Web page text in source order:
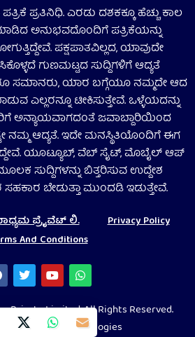
ಪತ್ರಿಕೆ ಪ್ರತಿನಿಧಿ. ಎರಡು ದಶಕಕ್ಕೂ ಹೆಚ್ಚು ಕಾಲ
ಮಾಡಿದ ಅನುಭವದೊಂದಿಗೆ ಪತ್ರಿಕೆಯನ್ನು
ಪಕ್ಷಪಾತವಿಲ್ಲದ, ಯಾವುದೇ
ಗುಣಮಟ್ಟದ ಸುದ್ದಿಗಳಿಗೆ ಆದ್ಯತೆ
ಸಮಾನರು, ಯಾರ ಬಗ್ಗೆಯೂ ನಮ್ಮದೇ ಆದ
ಎಲ್ಲರನ್ನೂ ಟೀಕಿಸುತ್ತೇವೆ. ಒಳ್ಳೆಯದನ್ನು
ಅನ್ಯಾಯವಾಗದಂತೆ ಜವಾಬ್ದಾರಿಯಿಂದ
ನಮ್ಮ ಆದ್ಯತೆ. ಇದೇ ಮನಸ್ಥಿತಿಯೊಂದಿಗೆ ಈಗ
ಯೂಟ್ಯೂಬ್‌, ವೆಬ್ ಸೈಟ್‌, ಮೊಬೈಲ್‌ ಆಪ್‌
ಸುದ್ದಿಗಳನ್ನು ಬಿತ್ತರಿಸುವ ಉದ್ದೇಶ
ಬೇಡುತ್ತಾ ಮುಂದಡಿ ಇಡುತ್ತೇವೆ.
ಪ್ರೈವೆಟ್‌ ಲಿ.
Privacy Policy
And Conditions
Private Limited. All Rights Reserved.
Codeflurry Technologies